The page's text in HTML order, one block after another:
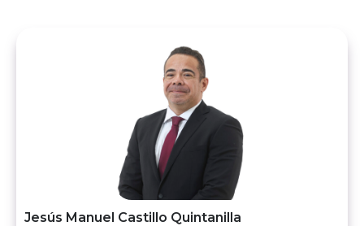
Jesús Manuel Castillo Quintanilla